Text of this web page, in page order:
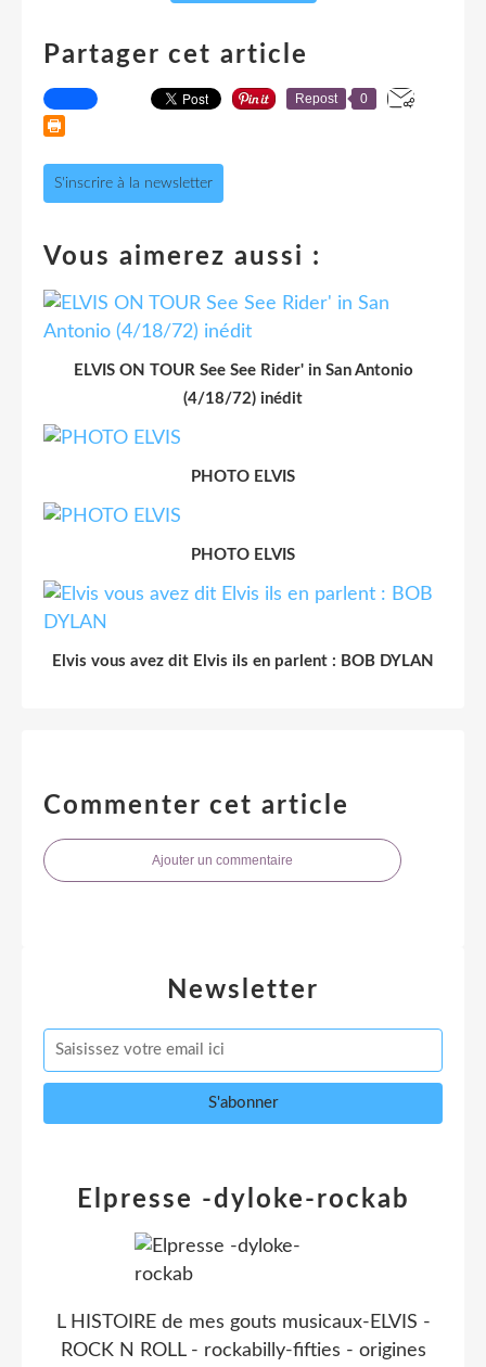
Partager cet article
Repost 0
S'inscrire à la newsletter
Vous aimerez aussi :
ELVIS ON TOUR See See Rider' in San Antonio
(4/18/72) inédit
PHOTO ELVIS
PHOTO ELVIS
Elvis vous avez dit Elvis ils en parlent : BOB DYLAN
Commenter cet article
Ajouter un commentaire
Newsletter
Elpresse -dyloke-rockab
L HISTOIRE de mes gouts musicaux-ELVIS -
ROCK N ROLL - rockabilly-fifties - origines